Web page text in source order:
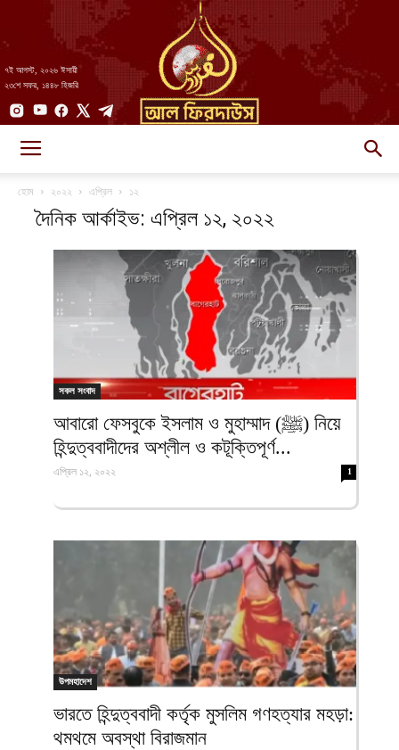
৭ই আগস্ট, ২০২৬ ঈসায়ী
২৩শে সফর, ১৪৪৮ হিজরি
আল-
ফিরদাউস
হোম ২০২২ এপ্রিল ১২
দৈনিক আর্কাইভ: এপ্রিল ১২, ২০২২
সকল সংবাদ
আবারো ফেসবুকে ইসলাম ও মুহাম্মাদ (ﷺ) নিয়ে
হিন্দুত্ববাদীদের অশ্লীল ও কটূক্তিপূর্ণ...
এপ্রিল ১২, ২০২২ 1
উপমহাদেশ
ভারতে হিন্দুত্ববাদী কর্তৃক মুসলিম গণহত্যার মহড়া:
থমথমে অবস্থা বিরাজমান